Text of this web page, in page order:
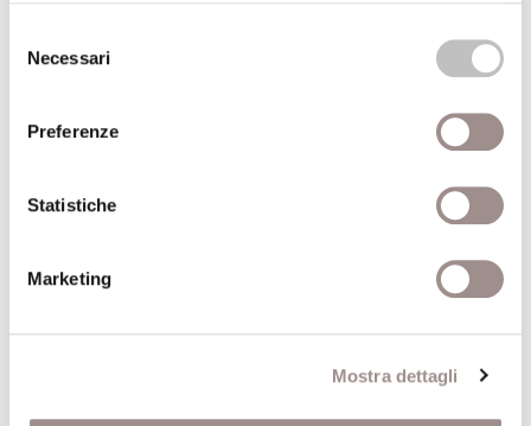
delNecessari
Preferenze
Statistiche
Marketing
Mostra dettagli
Giovan Battista Piranesi Visioni di carceri e
Recital